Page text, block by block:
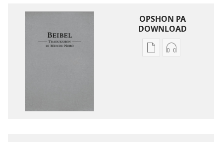
OPSHON PA
DOWNLOAD
OpshonOpshon